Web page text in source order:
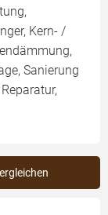
Kern- /
Sanierung